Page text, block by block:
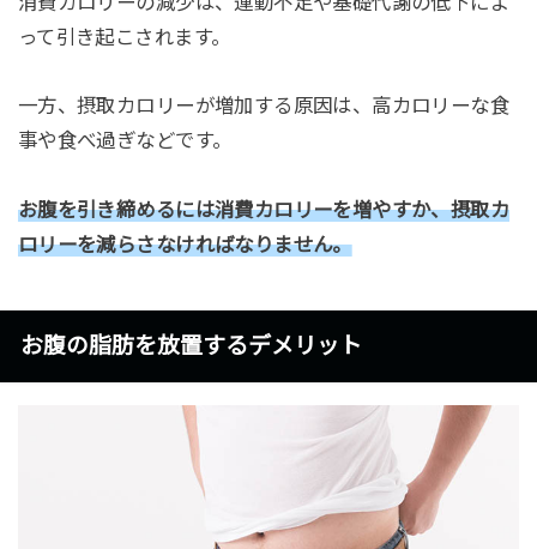
って引き起こされます。
一方、摂取カロリーが増加する原因は、高カロリーな食
事や食べ過ぎなどです。
お腹を引き締めるには消費カロリーを増やすか、摂取カ
ロリーを減らさなければなりません。
お腹の脂肪を放置するデメリット